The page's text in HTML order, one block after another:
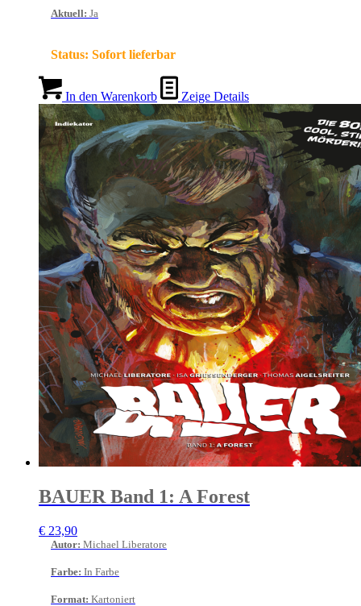
Aktuell: Ja
Status: Sofort lieferbar
In den Warenkorb Zeige Details
BAUER Band 1: A Forest
€ 23,90
Autor: Michael Liberatore
Farbe: In Farbe
Format: Kartoniert